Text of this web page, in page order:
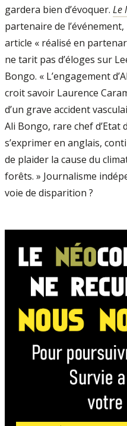
gardera bien d’évoquer. Le
partenaire de
article « réalisé en
ne tarit pas d’éloges sur
Bongo. « L’engagement
croit savoir Laurence
d’un grave accident
Ali Bongo, rare chef d’Etat
s’exprimer en anglais,
de plaider la cause du
forêts. » Journalisme
voie de disparition ?